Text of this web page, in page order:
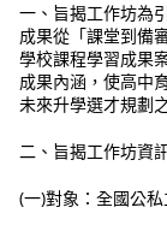
一、旨揭工作坊為
成果從「課堂到備
學校課程學習成果
成果內涵，使高中
未來升學選才規劃
二、旨揭工作坊資
(一)對象：全國公